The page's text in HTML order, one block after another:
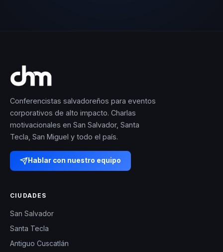
Conferencistas salvadoreños para eventos
corporativos de alto impacto. Charlas
motivacionales en San Salvador, Santa
Tecla, San Miguel y todo el país.
Hablar con nuestro equipo
CIUDADES
San Salvador
Santa Tecla
Antiguo Cuscatlán